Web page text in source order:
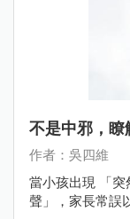
不是中邪，瞭
作者：吳四維
當小孩出現 「
聲」，家長常誤